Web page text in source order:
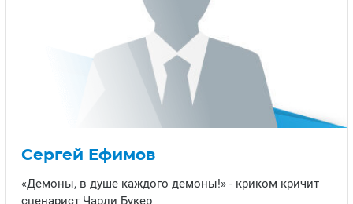
Сергей Ефимов
«Демоны, в душе каждого демоны!» - криком кричит
сценарист Чарли Букер